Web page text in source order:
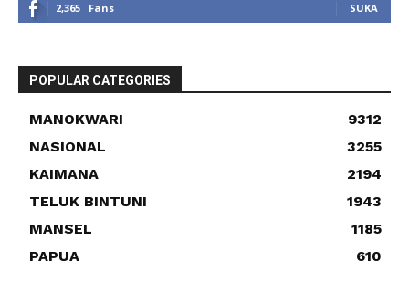
2,365 Fans SUKA
POPULAR CATEGORIES
MANOKWARI
9312
NASIONAL
3255
KAIMANA
2194
TELUK BINTUNI
1943
MANSEL
1185
PAPUA
610